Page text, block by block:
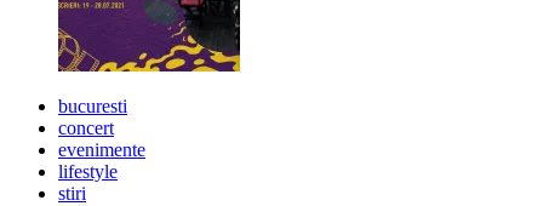
bucuresti
concert
evenimente
lifestyle
stiri